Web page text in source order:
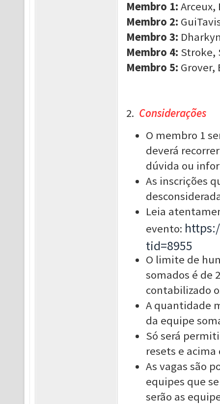
Membro 1: Arceux,
Membro 2:
Membro 3:
Membro 4: Stroke,
Membro 5: Grover,
2. Considerações
O membro 1
deverá
dúvida ou
As inscrições
Leia
evento:
tid=8955
O limite de
somados é de
contabilizado
A quantidade
da equipe
Só será
resets e acima
As vagas são
equipes que
serão as